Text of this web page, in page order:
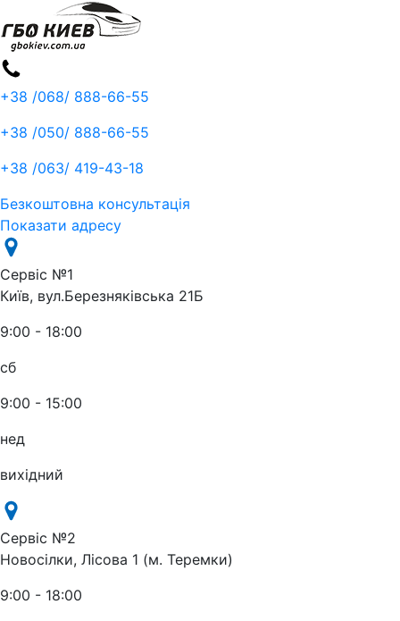
+38 /068/ 888-66-55
+38 /050/ 888-66-55
+38 /063/ 419-43-18
Безкоштовна консультація
Показати адресу
Сервіс №1
Київ, вул.Березняківська 21Б
9:00 - 18:00
сб
9:00 - 15:00
нед
вихідний
Сервіс №2
Новосілки, Лісова 1 (м. Теремки)
9:00 - 18:00